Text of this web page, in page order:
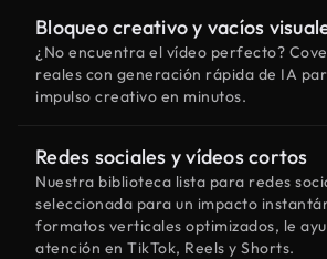
Bloqueo creativo y vacíos
¿No encuentra el vídeo perfecto?
reales con generación rápida de IA
impulso creativo en minutos.
Redes sociales y vídeos cortos
Nuestra biblioteca lista para redes
seleccionada para un impacto
formatos verticales optimizados, le
atención en TikTok, Reels y Shorts.